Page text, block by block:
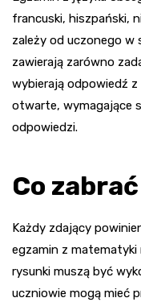
francuski, hiszpański,
zależy od uczonego w
zawierają zarówno
wybierają odpowiedź
otwarte, wymagające
odpowiedzi.
Co
Każdy zdający
egzamin z matematyki
rysunki muszą być
uczniowie mogą mieć